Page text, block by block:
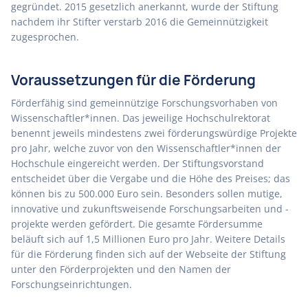
gegründet. 2015 gesetzlich anerkannt, wurde der Stiftung
nachdem ihr Stifter verstarb 2016 die Gemeinnützigkeit
zugesprochen.
Voraussetzungen für die Förderung
Förderfähig sind gemeinnützige Forschungsvorhaben von
Wissenschaftler*innen. Das jeweilige Hochschulrektorat
benennt jeweils mindestens zwei förderungswürdige Projekte
pro Jahr, welche zuvor von den Wissenschaftler*innen der
Hochschule eingereicht werden. Der Stiftungsvorstand
entscheidet über die Vergabe und die Höhe des Preises; das
können bis zu 500.000 Euro sein. Besonders sollen mutige,
innovative und zukunftsweisende Forschungsarbeiten und -
projekte werden gefördert. Die gesamte Fördersumme
beläuft sich auf 1,5 Millionen Euro pro Jahr. Weitere Details
für die Förderung finden sich auf der Webseite der Stiftung
unter den Förderprojekten und den Namen der
Forschungseinrichtungen.